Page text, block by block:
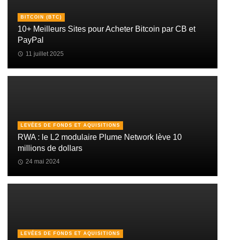
BITCOIN (BTC)
10+ Meilleurs Sites pour Acheter Bitcoin par CB et
PayPal
11 juillet 2025
LEVÉES DE FONDS ET AQUISITIONS
RWA : le L2 modulaire Plume Network lève 10
millions de dollars
24 mai 2024
LEVÉES DE FONDS ET AQUISITIONS